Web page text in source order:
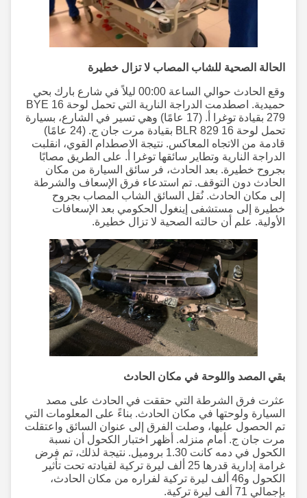
الحالة الصحية للشاب المصاب لا تزال خطيرة
وقع الحادث حوالي الساعة 00:00 ليلاً في شارع بارك بحي
حميدية. اصطدمت الدراجة النارية التي تحمل لوحة 16 BYE
279 بقيادة توغرا أ. (17 عامًا) وهي تسير في الشارع، بسيارة
تحمل لوحة 16 BLR 829 بقيادة مرت جان ج. (24 عامًا)
قادمة من الاتجاه المعاكس. نتيجة الاصطدام القوي، انقلبت
الدراجة النارية وتطاير سائقها توغرا أ. على الطريق مصابًا
بجروح خطيرة. بعد الحادث، فر سائق السيارة من مكان
الحادث دون التوقف. تم استدعاء فرق الإسعاف والشرطة
إلى مكان الحادث. نُقل السائق الشاب المصاب بجروح
خطيرة إلى مستشفى إينغول الحكومي بعد الإسعافات
الأولية. علم أن حالته الصحية لا تزال خطيرة.
بقي المصد واللوحة في مكان الحادث
عثرت فرق الشرطة التي حققت في الحادث على مصد
السيارة ولوحتها في مكان الحادث. بناءً على المعلومات التي
تم الحصول عليها، وصلت الفرق إلى عنوان السائق واعتقلت
مرت جان ج. أمام منزله. أظهر اختبار الكحول أن نسبة
الكحول في دمه كانت 1.30 بروميل. نتيجة لذلك، تم فرض
غرامة إدارية قدرها 25 ألف ليرة تركية لقيادته تحت تأثير
الكحول و46 ألف ليرة تركية لفراره من مكان الحادث،
بإجمالي 71 ألف ليرة تركية.